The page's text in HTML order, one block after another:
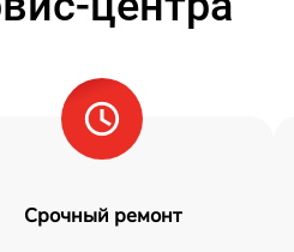
Срочный ремонт